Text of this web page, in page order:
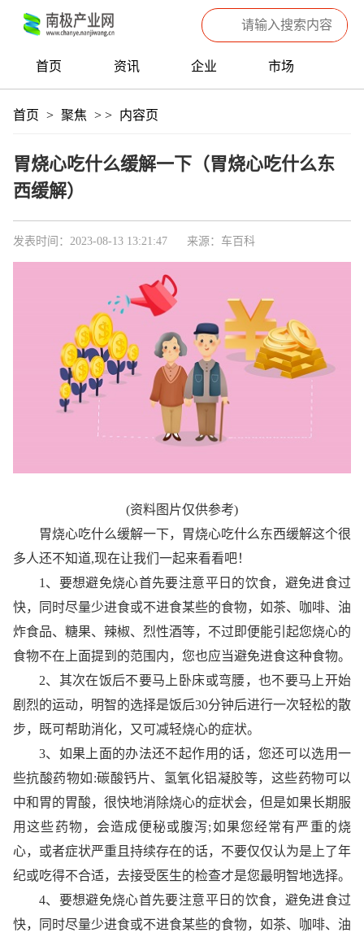
首页 资讯 企业 市场
首页 > 聚焦 > > 内容页
胃烧心吃什么缓解一下（胃烧心吃什么东
西缓解）
发表时间：2023-08-13 13:21:47 来源：车百科
(资料图片仅供参考)
胃烧心吃什么缓解一下，胃烧心吃什么东西缓解这个很
多人还不知道,现在让我们一起来看看吧！
1、要想避免烧心首先要注意平日的饮食，避免进食过
快，同时尽量少进食或不进食某些的食物，如茶、咖啡、油
炸食品、糖果、辣椒、烈性酒等，不过即便能引起您烧心的
食物不在上面提到的范围内，您也应当避免进食这种食物。
2、其次在饭后不要马上卧床或弯腰，也不要马上开始
剧烈的运动，明智的选择是饭后30分钟后进行一次轻松的散
步，既可帮助消化，又可减轻烧心的症状。
3、如果上面的办法还不起作用的话，您还可以选用一
些抗酸药物如:碳酸钙片、氢氧化铝凝胶等，这些药物可以
中和胃的胃酸，很快地消除烧心的症状会，但是如果长期服
用这些药物，会造成便秘或腹泻;如果您经常有严重的烧
心，或者症状严重且持续存在的话，不要仅仅认为是上了年
纪或吃得不合适，去接受医生的检查才是您最明智地选择。
4、要想避免烧心首先要注意平日的饮食，避免进食过
快，同时尽量少进食或不进食某些的食物，如茶、咖啡、油